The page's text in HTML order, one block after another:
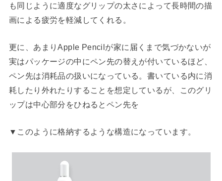
も同じように適度なグリップの太さによって長時間の描
画による疲労を軽減してくれる。
更に、あまりApple Pencilが家に届くまで気づかないが
実はパッケージの中にペン先の替えが付いているほど、
ペン先は消耗品の扱いになっている。書いている内に消
耗したり外れたりすることを想定しているが、このグリ
ップは中心部分をひねるとペン先を
▼このように格納するような構造になっています。